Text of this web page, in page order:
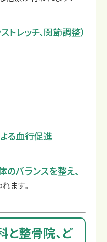
トレッチ、関節調整）
る血行促進
バランスを整え、
ます。
整骨院、ど